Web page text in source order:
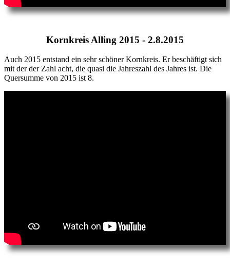
Kornkreis Alling 2015 - 2.8.2015
Auch 2015 entstand ein sehr schöner Kornkreis. Er beschäftigt sich
mit der der Zahl acht, die quasi die Jahreszahl des Jahres ist. Die
Quersumme von 2015 ist 8.